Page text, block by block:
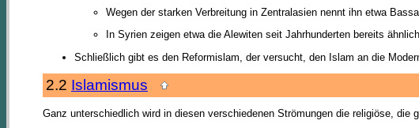
Wegen der starken Verbreitung in Zentralasien nennt ihn etwa
In Syrien zeigen etwa die Alewiten seit Jahrhunderten bereits
Schließlich gibt es den Reformislam, der versucht, den Islam an die
2.2 Islamismus
Ganz unterschiedlich wird in diesen verschiedenen Strömungen die religiöse,